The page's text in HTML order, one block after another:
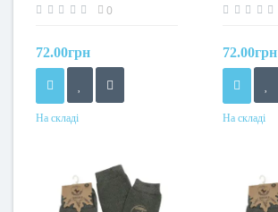
Acropolis
0
72.00грн
На складі
Acropolis
72.00грн
На складі